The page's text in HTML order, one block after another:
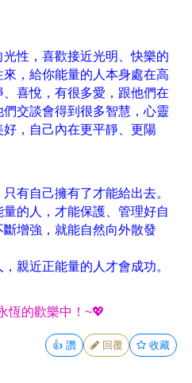
光性，喜歡接近光明、快樂的
，給你能量的人本身處在高
喜悅，有很多愛，跟他們在
交談會得到很多智慧，心靈
，自己內在更平靜、更陽
有自己擁有了才能給出去。
的人，才能保護、管理好自
增強，就能自然向外散發
親近正能量的人才會成功。
恆的歡樂中！~💖
👍 讚 回覆 收藏